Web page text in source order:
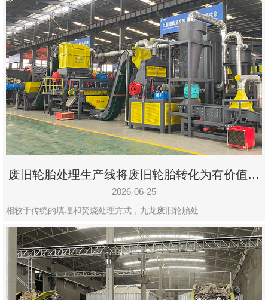
废旧轮胎处理生产线将废旧轮胎转化为有价值的
资源
2026-06-25
相较于传统的填埋和焚烧处理方式，九龙废旧轮胎处…